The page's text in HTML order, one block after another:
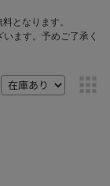
となります。
ます。予めご了承く